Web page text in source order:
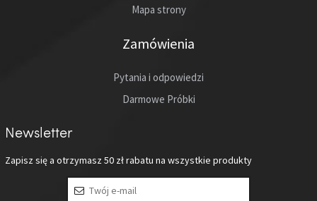
Mapa strony
Zamówienia
Pytania i odpowiedzi
Darmowe Próbki
Newsletter
Zapisz się a otrzymasz50 złrabatu na wszystkie produkty